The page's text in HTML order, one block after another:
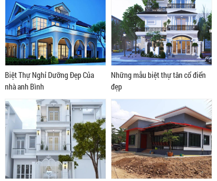
Biệt Thự Nghỉ Dưỡng Đẹp Của
nhà anh Bình
Những mẫu biệt thự tân cổ điển
đẹp